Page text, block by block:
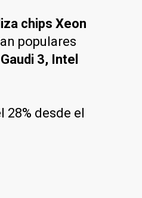
chips Xeon
populares
3, Intel
28% desde el